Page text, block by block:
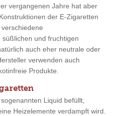
vergangenen Jahre hat aber
der E-Zigaretten
und fruchtigen
auch eher neutrale oder
verwenden auch
Produkte.
Liquid befüllt,
Heizelemente verdampft wird.